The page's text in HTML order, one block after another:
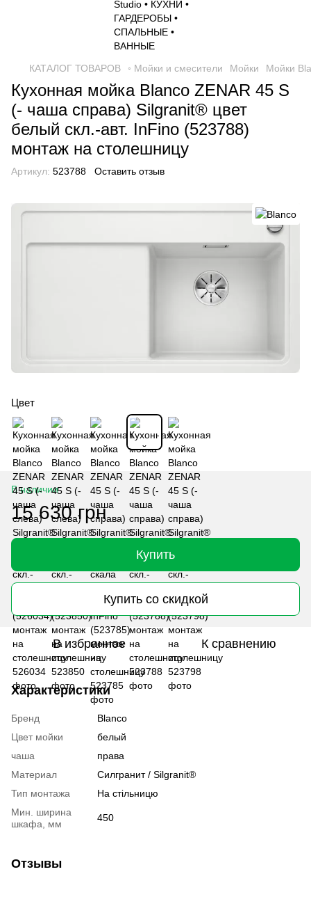
КАТАЛОГ ТОВАРОВ ◦ Мойки и смесители Мойки Мойки
Кухонная мойка Blanco ZENAR 45 S
(- чаша справа) Silgranit® цвет
белый скл.-авт. InFino (523788)
монтаж на столешницу
Артикул: 523788 Оставить отзыв
Цвет
В наличии
15 630 грн
Купить
Купить со скидкой
В избранное К сравнению
Характеристики
Бренд
Blanco
Цвет мойки
белый
чаша
права
Материал
Cилгранит / Silgranit®
Тип монтажа
На стільницю
Мин. ширина
шкафа, мм
450
Отзывы